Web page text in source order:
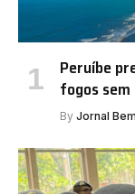
Peruíbe
fogos
By Jornal